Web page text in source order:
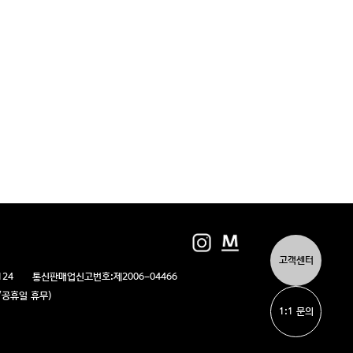
고객센터
1:1 문의
통신판매업신고번호:제2006-04466
휴일 휴무)